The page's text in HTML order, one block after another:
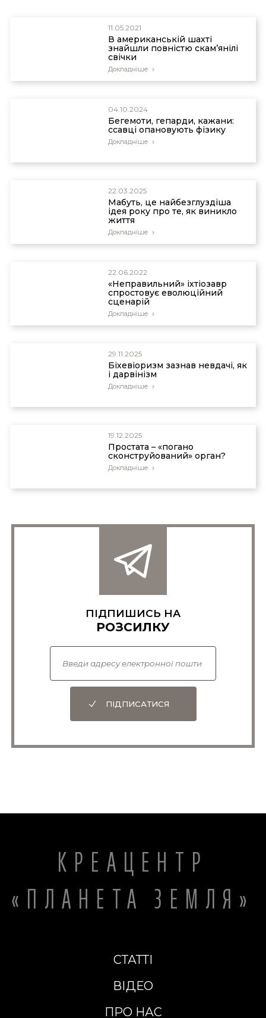
11.05.2021
В американській шахті
знайшли повністю скам’янілі
свічки
Докладніше
04.10.2024
Бегемоти, гепарди, кажани:
ссавці опановують фізику
Докладніше
22.03.2025
Мабуть, це найбезглуздіша
ідея року про те, як виникло
життя
Докладніше
22.06.2022
«Неправильний» іхтіозавр
спростовує еволюційний
сценарій
Докладніше
29.11.2025
Біхевіоризм зазнав невдачі, як
і дарвінізм
Докладніше
19.12.2025
Простата – «погано
сконструйований» орган?
Докладніше
ПІДПИШИСЬ НА
РОЗСИЛКУ
ПІДПИСАТИСЯ
КРЕАЦЕНТР
«ПЛАНЕТА ЗЕМЛЯ»
СТАТТІ
ВІДЕО
ПРО НАС